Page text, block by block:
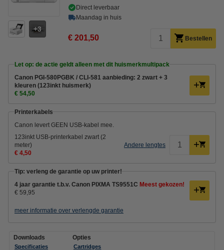
3
Direct leverbaar
Maandag in huis
€ 201,50 Bestellen
Let op: de actie geldt alleen met dit huismerkmultipack
Canon PGI-580PGBK / CLI-581 aanbieding: 2 zwart + 3
kleuren (123inkt huismerk)
€ 54,50
Printerkabels
Canon levert GEEN USB-kabel mee.
123inkt USB-printerkabel zwart (2
meter)
€ 4,50
Andere lengtes
Tip: verleng de garantie op uw printer!
4 jaar garantie t.b.v. Canon PIXMA TS9551C Meest gekozen!
€ 59,95
meer informatie over verlengde garantie
Downloads
Specificaties
Opties
Cartridges